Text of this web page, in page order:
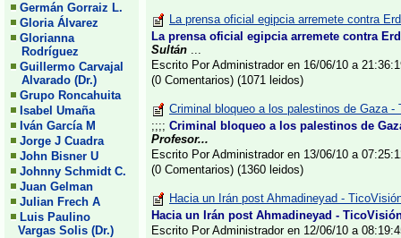
Germán Gorraiz L.
Gloria Álvarez
Glorianna
Rodríguez
Guillermo Carvajal
Alvarado (Dr.)
Grupo Roncahuita
Isabel Umaña
Iván García M
Jorge J Cuadra
John Bisner U
Johnny Schmidt C.
Juan Gelman
Julian Frech A
Luis Paulino
Vargas Solis (Dr.)
La prensa oficial egipcia arremete contra
La prensa oficial egipcia arremete contra
Sultán ...
Escrito Por Administrador en 16/06/10 a
(0 Comentarios) (1071 leidos)
Criminal bloqueo a los palestinos de Gaza -
;;;; Criminal bloqueo a los palestinos de
Profesor...
Escrito Por Administrador en 13/06/10 a
(0 Comentarios) (1360 leidos)
Hacia un Irán post Ahmadineyad -
Hacia un Irán post Ahmadineyad -
Escrito Por Administrador en 12/06/10 a